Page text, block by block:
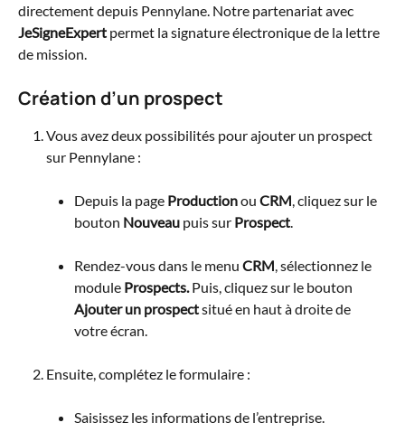
directement depuis Pennylane. Notre partenariat avec
JeSigneExpert permet la signature électronique de la lettre
de mission.
Création d’un prospect
Vous avez deux possibilités pour ajouter un prospect
sur Pennylane :
Depuis la page Production ou CRM, cliquez sur le
bouton Nouveau puis sur Prospect.
Rendez-vous dans le menu CRM, sélectionnez le
module Prospects. Puis, cliquez sur le bouton
Ajouter un prospect situé en haut à droite de
votre écran.
Ensuite, complétez le formulaire :
Saisissez les informations de l’entreprise.